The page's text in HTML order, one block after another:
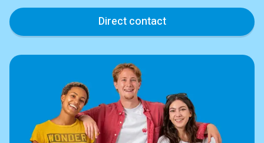
Direct contact